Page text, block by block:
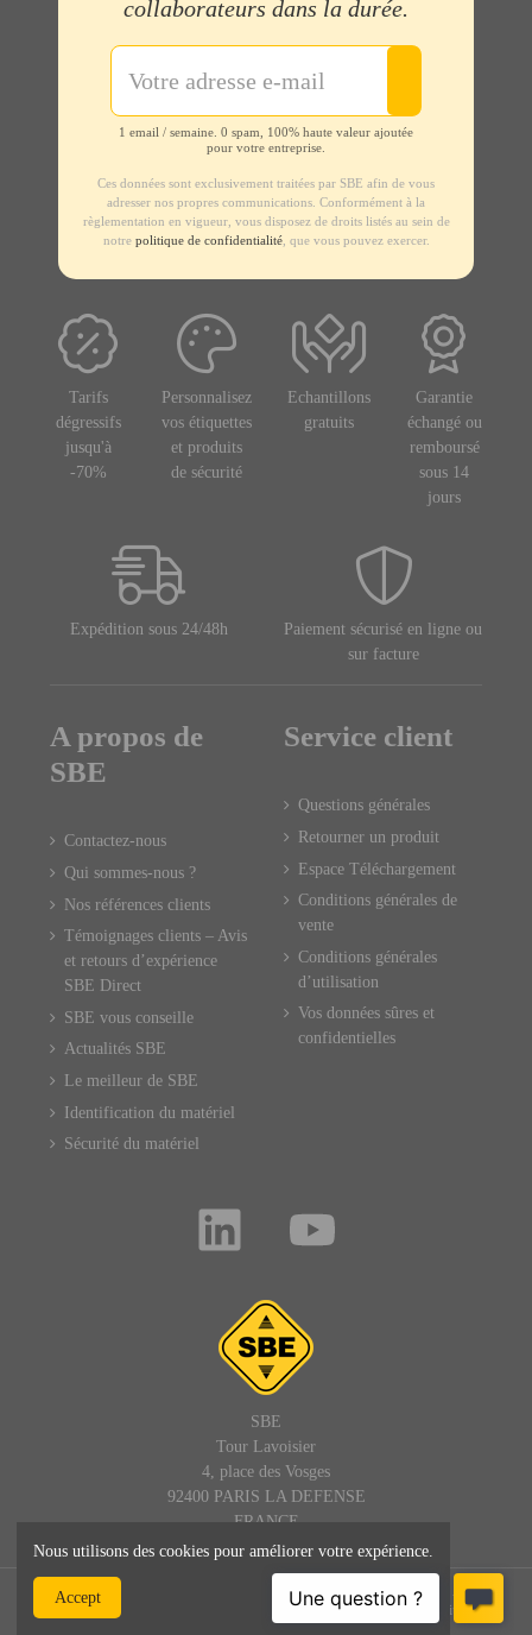
collaborateurs dans la durée.
1 email / semaine. 0 spam, 100% haute valeur ajoutée
pour votre entreprise.
Ces données sont exclusivement traitées par SBE afin de vous
adresser nos propres communications. Conformément à la
règlementation en vigueur, vous disposez de droits listés au sein de
notre politique de confidentialité, que vous pouvez exercer.
Tarifs
dégressifs
jusqu'à
-70%
Personnalisez
vos étiquettes
et produits
de sécurité
Echantillons
gratuits
Garantie
échangé ou
remboursé
sous 14
jours
Expédition sous 24/48h
Paiement sécurisé en ligne ou
sur facture
A propos de
SBE
Contactez-nous
Qui sommes-nous ?
Nos références clients
Témoignages clients – Avis
et retours d’expérience
SBE Direct
SBE vous conseille
Actualités SBE
Le meilleur de SBE
Identification du matériel
Sécurité du matériel
Service client
Questions générales
Retourner un produit
Espace Téléchargement
Conditions générales de
vente
Conditions générales
d’utilisation
Vos données sûres et
confidentielles
SBE
Tour Lavoisier
4, place des Vosges
92400 PARIS LA DEFENSE
FRANCE
© SBE - 1992 - 2025 – Tous droits réservés : site, textes et images -
SBEDIRECT® est une marque de SBE - admin@sbedirect.com - Site
professionnel réservé aux entreprises
Nous utilisons des cookies pour améliorer votre expérience.
Accept